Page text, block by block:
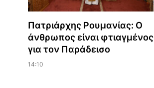
Πατριάρχης Ρουμανίας: Ο
άνθρωπος είναι φτιαγμένος
για τον Παράδεισο
14:10